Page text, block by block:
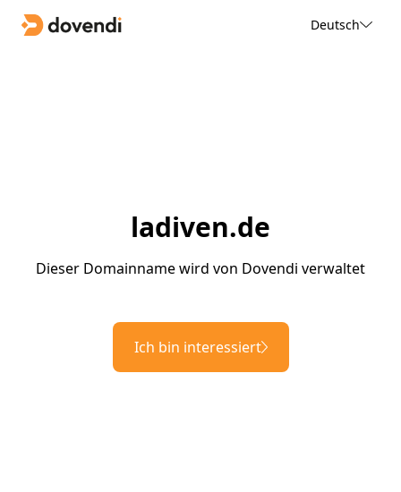
Deutsch
ladiven.de
Dieser Domainname wird von Dovendi verwaltet
Ich bin interessiert